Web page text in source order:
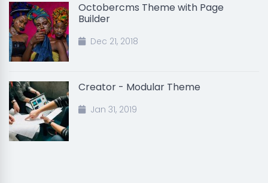
Octobercms Theme with Page
Builder
Dec 21, 2018
Creator - Modular Theme
Jan 31, 2019